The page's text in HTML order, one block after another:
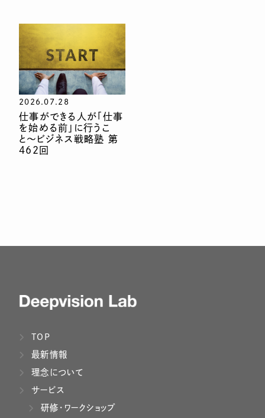
2026.07.28
仕事ができる人が「仕事
を始める前」に行うこ
と〜ビジネス戦略塾 第
462回
TOP
最新情報
理念について
サービス
研修・ワークショップ